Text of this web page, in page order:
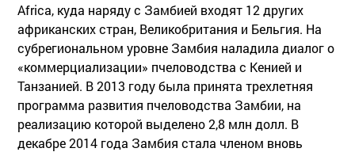
Africa, куда наряду с Замбией входят 12 других
африканских стран, Великобритания и Бельгия. На
субрегиональном уровне Замбия наладила диалог о
«коммерциализации» пчеловодства с Кенией и
Танзанией. В 2013 году была принята трехлетняя
программа развития пчеловодства Замбии, на
реализацию которой выделено 2,8 млн долл. В
декабре 2014 года Замбия стала членом вновь